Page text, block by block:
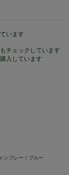
います
チェックしています
入しています
ンブレー｜ブルー